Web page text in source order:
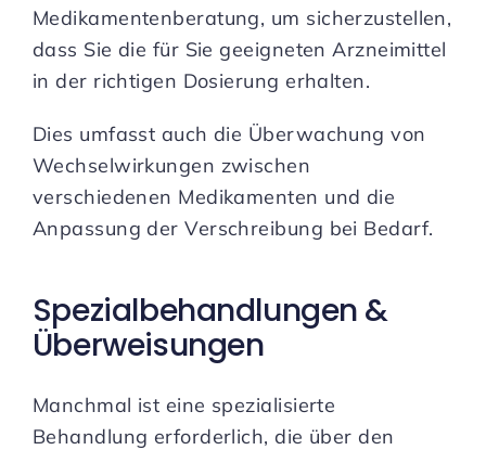
Medikamentenberatung, um sicherzustellen,
dass Sie die für Sie geeigneten Arzneimittel
in der richtigen Dosierung erhalten.
Dies umfasst auch die Überwachung von
Wechselwirkungen zwischen
verschiedenen Medikamenten und die
Anpassung der Verschreibung bei Bedarf.
Spezialbehandlungen &
Überweisungen
Manchmal ist eine spezialisierte
Behandlung erforderlich, die über den